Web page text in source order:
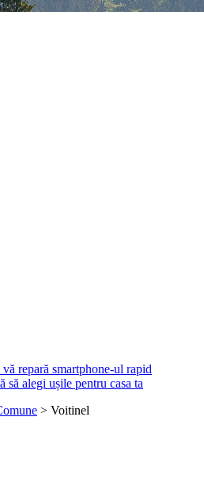
repară smartphone-ul rapid
să alegi ușile pentru casa ta
> Voitinel